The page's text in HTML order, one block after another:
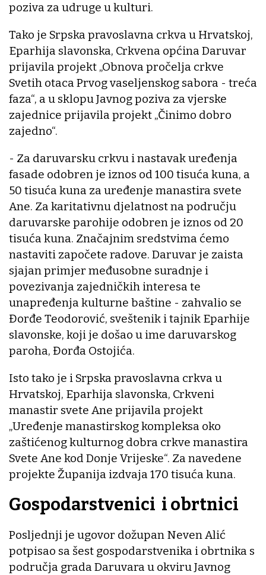
poziva za udruge u kulturi.
Tako je Srpska pravoslavna crkva u Hrvatskoj,
Eparhija slavonska, Crkvena općina Daruvar
prijavila projekt „Obnova pročelja crkve
Svetih otaca Prvog vaseljenskog sabora - treća
faza“, a u sklopu Javnog poziva za vjerske
zajednice prijavila projekt „Činimo dobro
zajedno“.
- Za daruvarsku crkvu i nastavak uređenja
fasade odobren je iznos od 100 tisuća kuna, a
50 tisuća kuna za uređenje manastira svete
Ane. Za karitativnu djelatnost na području
daruvarske parohije odobren je iznos od 20
tisuća kuna. Značajnim sredstvima ćemo
nastaviti započete radove. Daruvar je zaista
sjajan primjer međusobne suradnje i
povezivanja zajedničkih interesa te
unapređenja kulturne baštine - zahvalio se
Đorđe Teodorović, sveštenik i tajnik Eparhije
slavonske, koji je došao u ime daruvarskog
paroha, Đorđa Ostojića.
Isto tako je i Srpska pravoslavna crkva u
Hrvatskoj, Eparhija slavonska, Crkveni
manastir svete Ane prijavila projekt
„Uređenje manastirskog kompleksa oko
zaštićenog kulturnog dobra crkve manastira
Svete Ane kod Donje Vrijeske“. Za navedene
projekte Županija izdvaja 170 tisuća kuna.
Gospodarstvenici i obrtnici
Posljednji je ugovor dožupan Neven Alić
potpisao sa šest gospodarstvenika i obrtnika s
područja grada Daruvara u okviru Javnog